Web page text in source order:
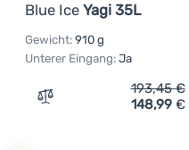
Blue Ice Yagi 35L
Gewicht: 910 g
Unterer Eingang: Ja
Zum Vergleich
193,45€
148,99 €